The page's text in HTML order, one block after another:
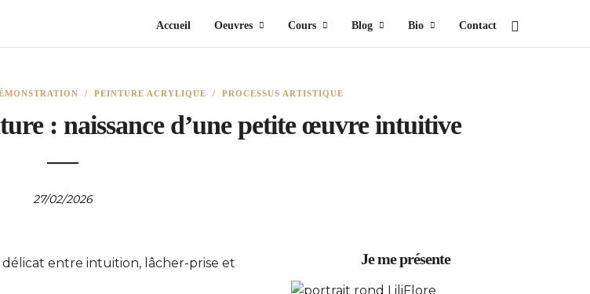
Accueil Oeuvres Cours Blog Bio Contact
/ PEINTURE ACRYLIQUE / PROCESSUS ARTISTIQUE
: naissance d’une petite œuvre intuitive
27/02/2026
délicat entre intuition, lâcher-prise et
Je me présente